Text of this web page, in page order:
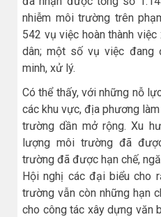
nhiễm môi trường trên
542 vụ việc hoàn thành
dân; một số vụ việc đang
minh, xử lý.
Có thể thấy, với những nỗ
các khu vực, địa phương
trường dần mở rộng. Xu
lượng môi trường đã
trường đã được hạn chế,
Hội nghị các đại biểu cho
trường vẫn còn những hạn
cho công tác xây dựng văn